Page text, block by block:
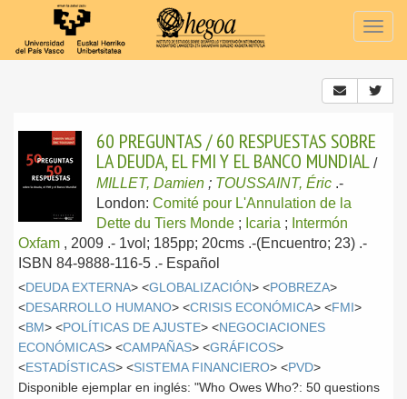
60 PREGUNTAS / 60 RESPUESTAS SOBRE
LA DEUDA, EL FMI Y EL BANCO MUNDIAL /
MILLET, Damien ; TOUSSAINT, Éric .-
London: Comité pour L'Annulation de la
Dette du Tiers Monde ; Icaria ; Intermón
Oxfam , 2009 .- 1vol; 185pp; 20cms .-(Encuentro; 23) .-
ISBN 84-9888-116-5 .- Español
<DEUDA EXTERNA> <GLOBALIZACIÓN> <POBREZA>
<DESARROLLO HUMANO> <CRISIS ECONÓMICA> <FMI>
<BM> <POLÍTICAS DE AJUSTE> <NEGOCIACIONES
ECONÓMICAS> <CAMPAÑAS> <GRÁFICOS>
<ESTADÍSTICAS> <SISTEMA FINANCIERO> <PVD>
Disponible ejemplar en inglés: "Who Owes Who?: 50 questions